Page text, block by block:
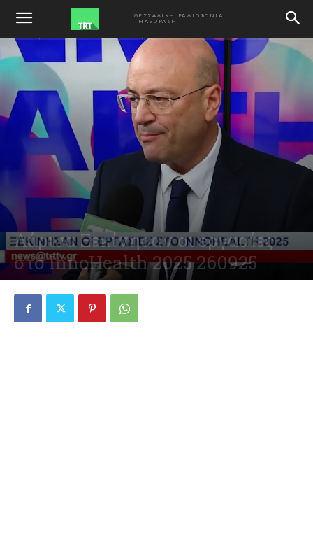
ΘΕΣΣΑΛΙΚΗ ΡΑΔΙΟΦΩΝΙΑ
ΤΗΛΕΟΡΑΣΗ
ΑΡΧΙΚΗ
Λάρισα Ξεκίνησαν οι εργασίες
στο InnoHealth 2025 260925